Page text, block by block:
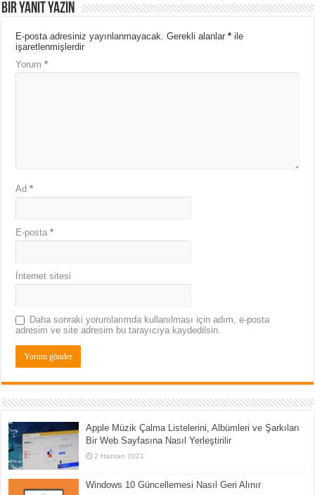
Bir yanıt yazın
E-posta adresiniz yayınlanmayacak. Gerekli alanlar* ile
işaretlenmişlerdir
Yorum*
Ad*
E-posta*
İnternet sitesi
Daha sonraki yorumlarımda kullanılması için adım, e-posta
adresim ve site adresim bu tarayıcıya kaydedilsin.
Apple Müzik Çalma Listelerini, Albümleri ve Şarkıları
Bir Web Sayfasına Nasıl Yerleştirilir
2 Haziran 2021
Windows 10 Güncellemesi Nasıl Geri Alınır